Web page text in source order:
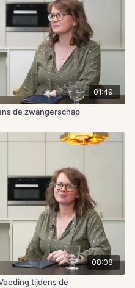
01:49
de zwangerschap
08:08
tijdens de